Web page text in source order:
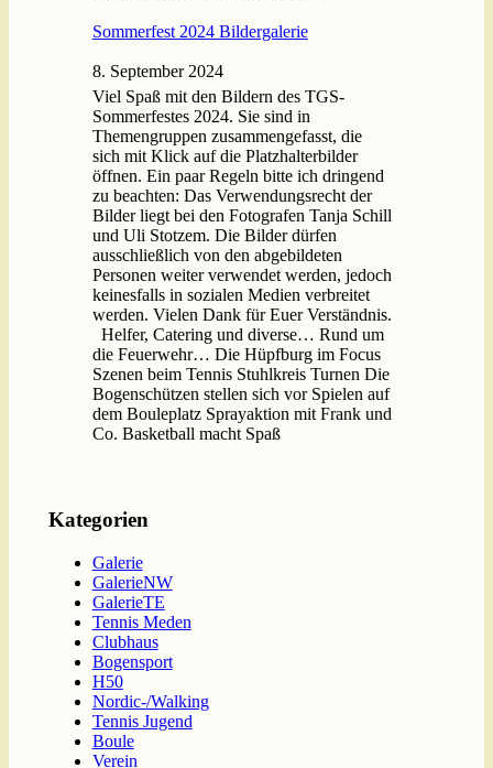
Sommerfest 2024 Bildergalerie
8. September 2024
Viel Spaß mit den Bildern des TGS-
Sommerfestes 2024. Sie sind in
Themengruppen zusammengefasst, die
sich mit Klick auf die Platzhalterbilder
öffnen. Ein paar Regeln bitte ich dringend
zu beachten: Das Verwendungsrecht der
Bilder liegt bei den Fotografen Tanja Schill
und Uli Stotzem. Die Bilder dürfen
ausschließlich von den abgebildeten
Personen weiter verwendet werden, jedoch
keinesfalls in sozialen Medien verbreitet
werden. Vielen Dank für Euer Verständnis.
Helfer, Catering und diverse… Rund um
die Feuerwehr… Die Hüpfburg im Focus
Szenen beim Tennis Stuhlkreis Turnen Die
Bogenschützen stellen sich vor Spielen auf
dem Bouleplatz Sprayaktion mit Frank und
Co. Basketball macht Spaß
Kategorien
Galerie
GalerieNW
GalerieTE
Tennis Meden
Clubhaus
Bogensport
H50
Nordic-/Walking
Tennis Jugend
Boule
Verein